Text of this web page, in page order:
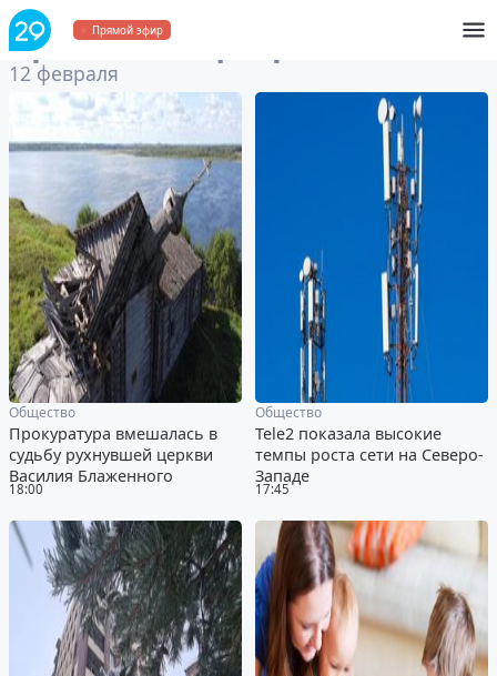
Прямой эфир
Архивза 12 февраля 2024
12 февраля
18:00
Общество
Прокуратура вмешалась в
судьбу рухнувшей церкви
Василия Блаженного
17:45
Общество
Tele2 показала высокие
темпы роста сети на Северо-
Западе